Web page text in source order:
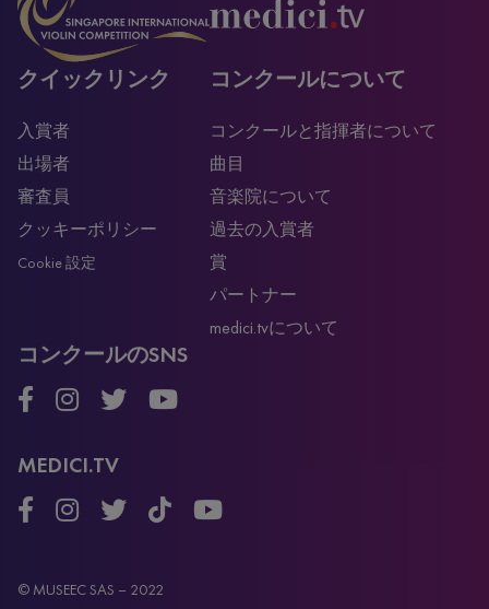
クイックリンク
入賞者
出場者
審査員
クッキーポリシー
Cookie 設定
コンクールについて
コンクールと指揮者について
曲目
音楽院について
過去の入賞者
賞
パートナー
medici.tvについて
コンクールのSNS
MEDICI.TV
© MUSEEC SAS – 2022